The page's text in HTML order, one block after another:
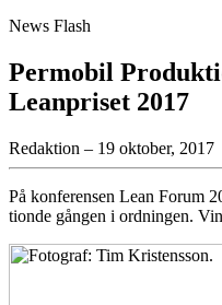
News Flash
Permobil
Leanpriset 2017
Redaktion – 19 oktober, 2017
På konferensen Lean Forum
tionde gången i ordningen.